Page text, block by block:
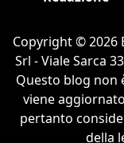
Copyright © 2026
Srl - Viale Sarca
Questo blog non
viene
pertanto
della